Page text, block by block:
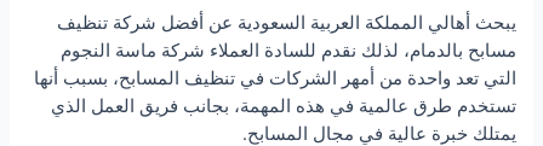
يبحث أهالي المملكة العربية السعودية عن أفضل شركة تنظيف
مسابح بالدمام، لذلك نقدم للسادة العملاء شركة ماسة النجوم
التي تعد واحدة من أمهر الشركات في تنظيف المسابح، بسبب أنها
تستخدم طرق عالمية في هذه المهمة، بجانب فريق العمل الذي
يمتلك خبرة عالية في مجال المسابح.